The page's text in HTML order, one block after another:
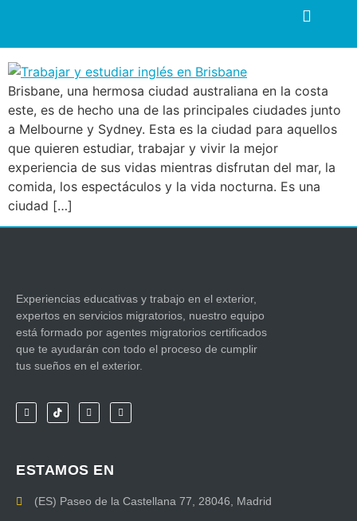
Brisbane, una hermosa ciudad australiana en la costa
este, es de hecho una de las principales ciudades junto
a Melbourne y Sydney. Esta es la ciudad para aquellos
que quieren estudiar, trabajar y vivir la mejor
experiencia de sus vidas mientras disfrutan del mar, la
comida, los espectáculos y la vida nocturna. Es una
ciudad […]
Experiencias educativas y trabajo en el exterior,
expertos en servicios migratorios, nuestro equipo
está formado por agentes migratorios certificados
que te ayudarán con todo el proceso de cumplir
tus sueños en el exterior.
ESTAMOS EN
(ES) Paseo de la Castellana 77, 28046, Madrid